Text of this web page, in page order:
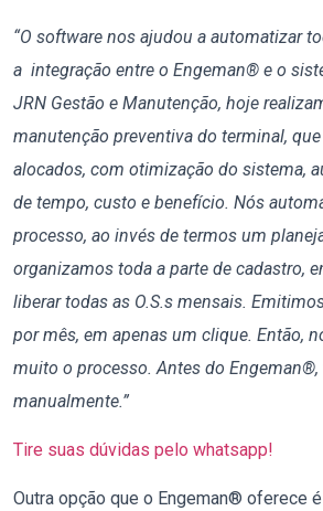
“O software nos ajudou a automatizar
a integração entre o Engeman® e o
JRN Gestão e Manutenção, hoje
manutenção preventiva do terminal,
alocados, com otimização do sistema,
de tempo, custo e benefício. Nós
processo, ao invés de termos um
organizamos toda a parte de cadastro,
liberar todas as O.S.s mensais.
por mês, em apenas um clique. Então,
muito o processo. Antes do Engeman®,
manualmente.”
Tire suas dúvidas pelo whatsapp!
Outra opção que o Engeman® oferece